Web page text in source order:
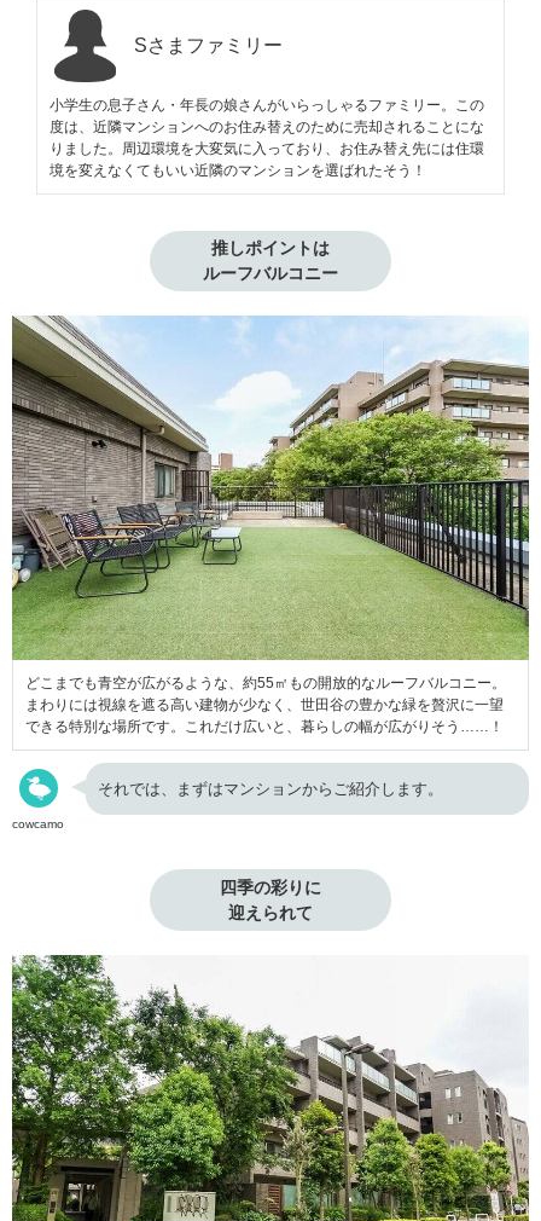
Sさまファミリー
小学生の息子さん・年長の娘さんがいらっしゃるファミリー。この
度は、近隣マンションへのお住み替えのために売却されることにな
りました。周辺環境を大変気に入っており、お住み替え先には住環
境を変えなくてもいい近隣のマンションを選ばれたそう！
推しポイントは
ルーフバルコニー
どこまでも青空が広がるような、約55㎡もの開放的なルーフバルコニー。
まわりには視線を遮る高い建物が少なく、世田谷の豊かな緑を贅沢に一望
できる特別な場所です。これだけ広いと、暮らしの幅が広がりそう……！
cowcamo
それでは、まずはマンションからご紹介します。
四季の彩りに
迎えられて